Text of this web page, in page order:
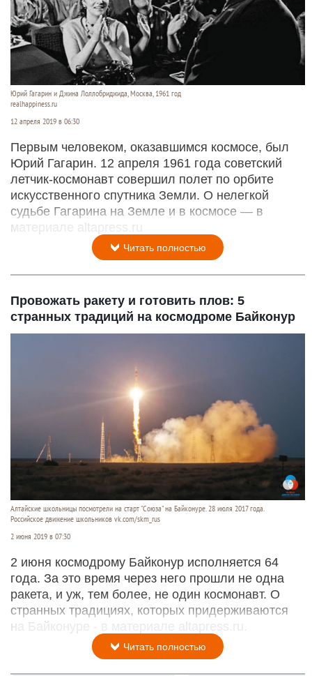
Юрий Гагарин и Джина Лоллобриджида, Москва, 1961 год
realhappiness.ru
12 апреля 2019 в 06:30
Первым человеком, оказавшимся космосе, был
Юрий Гагарин. 12 апреля 1961 года советский
летчик-космонавт совершил полет по орбите
искусственного спутника Земли. О нелегкой
судьбе Гагарина на Земле и в космосе — в
материале altapress.ru
Читать полностью
Провожать ракету и готовить плов: 5
странных традиций на космодроме Байконур
Алтайские школьницы посмотрели на старт "Союза" на Байконуре. 28 июля 2017 года.
Российское движение школьников vk.com/skm_rus
2 июня 2019 в 07:30
2 июня космодрому Байконур исполняется 64
года. За это время через него прошли не одна
ракета, и уж, тем более, не один космонавт. О
странных традициях, которых придерживаются
на Байконуре - в материале altapress.ru.
Читать полностью